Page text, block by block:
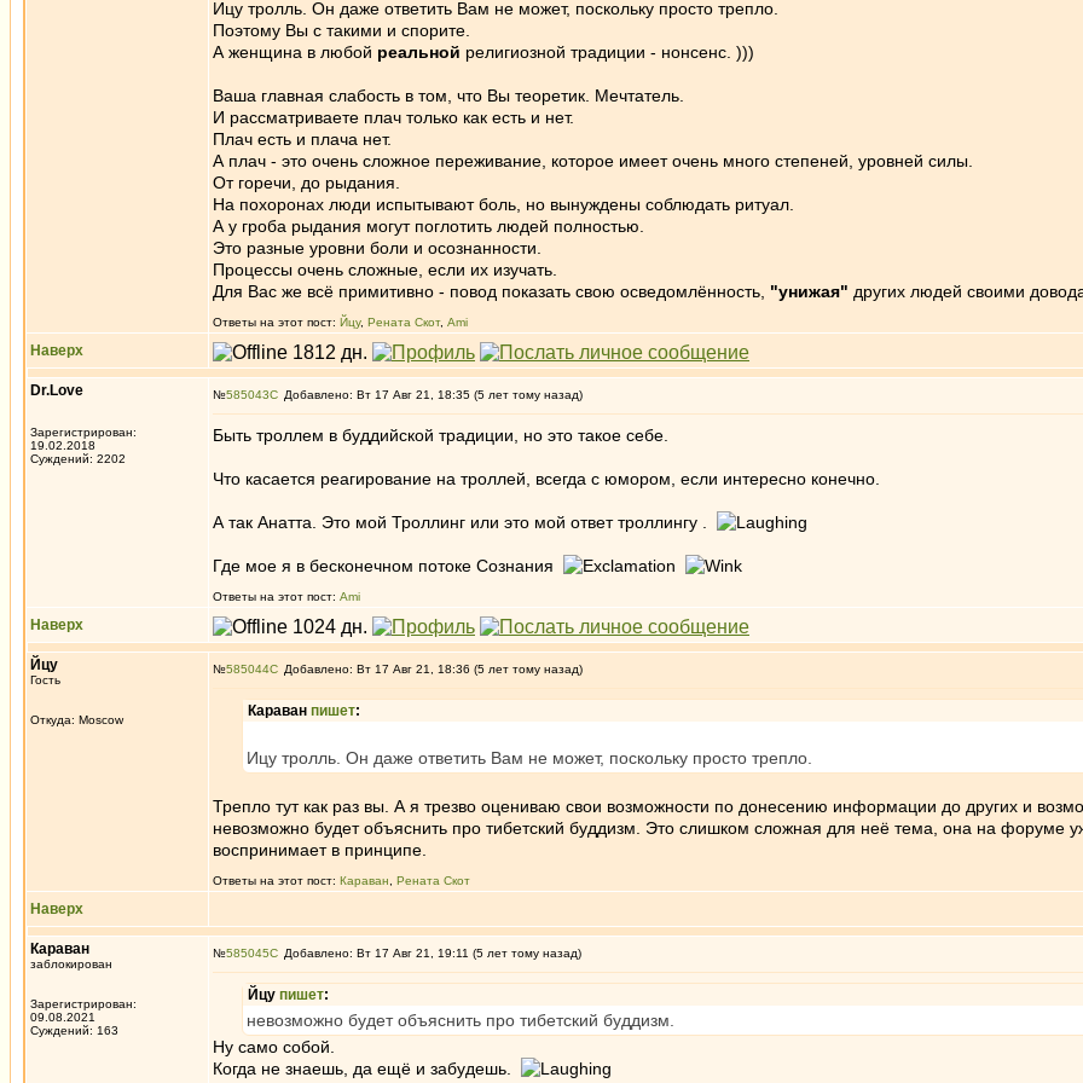
Ицу тролль. Он даже ответить Вам не может, поскольку просто трепло.
Поэтому Вы с такими и спорите.
А женщина в любой реальной религиозной традиции - нонсенс. )))
Ваша главная слабость в том, что Вы теоретик. Мечтатель.
И рассматриваете плач только как есть и нет.
Плач есть и плача нет.
А плач - это очень сложное переживание, которое имеет очень много степеней, уровней силы.
От горечи, до рыдания.
На похоронах люди испытывают боль, но вынуждены соблюдать ритуал.
А у гроба рыдания могут поглотить людей полностью.
Это разные уровни боли и осознанности.
Процессы очень сложные, если их изучать.
Для Вас же всё примитивно - повод показать свою осведомлённость, "унижая" других людей своими
Ответы на этот пост: Йцу, Рената Скот, Ami
Наверх
Dr.Love
Зарегистрирован:
19.02.2018
Суждений: 2202
№585043 Добавлено: Вт 17 Авг 21, 18:35 (5 лет тому назад)
Быть троллем в буддийской традиции, но это такое себе.
Что касается реагирование на троллей, всегда с юмором, если интересно конечно.
А так Анатта. Это мой Троллинг или это мой ответ троллингу .
Где мое я в бесконечном потоке Сознания
Ответы на этот пост: Ami
Наверх
Йцу
Гость
Откуда: Moscow
№585044 Добавлено: Вт 17 Авг 21, 18:36 (5 лет тому назад)
Караван пишет:
Ицу тролль. Он даже ответить Вам не может, поскольку просто трепло.
Трепло тут как раз вы. А я трезво оцениваю свои возможности по донесению информации до других и
невозможно будет объяснить про тибетский буддизм. Это слишком сложная для неё тема, она на форуме
воспринимает в принципе.
Ответы на этот пост: Караван Рената Скот
Наверх
Караван
заблокирован
Зарегистрирован:
09.08.2021
Суждений: 163
№585045 Добавлено: Вт 17 Авг 21, 19:11 (5 лет тому назад)
Йцу пишет:
невозможно будет объяснить про тибетский буддизм.
Ну само собой.
Когда не знаешь, да ещё и забудешь.